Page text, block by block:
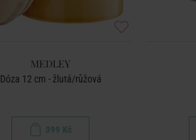
MEDLEY
Dóza 12 cm - žlutá/růžová
399 Kč